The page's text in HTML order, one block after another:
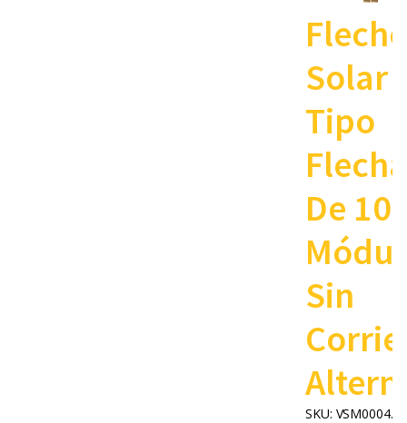
Solar
Tipo
Flecha
De 10
Sin
SKU: